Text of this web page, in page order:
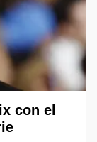
con el